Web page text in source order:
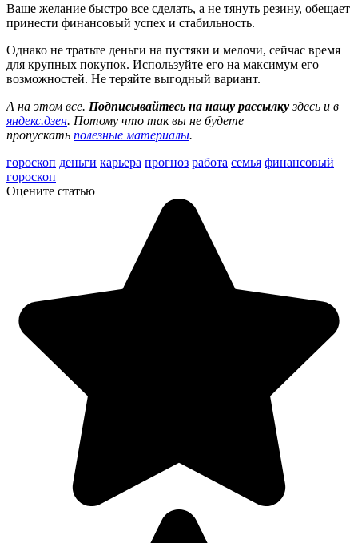
Ваше желание быстро все сделать, а не тянуть резину, обещает
принести финансовый успех и стабильность.
Однако не тратьте деньги на пустяки и мелочи, сейчас время
для крупных покупок. Используйте его на максимум его
возможностей. Не теряйте выгодный вариант.
А на этом все. Подписывайтесь на нашу рассылкуздесь и в
яндекс.дзен. Потому что так вы не будете
пропускать полезные материалы.
гороскоп деньги карьера прогноз работа семья финансовый
гороскоп
Оцените статью